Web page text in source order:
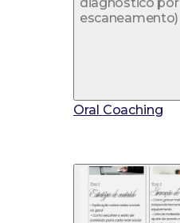
escaneamento)
Oral Coaching